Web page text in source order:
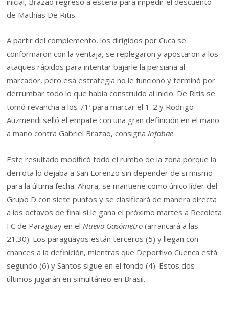
de Mathías De Ritis.
A partir del complemento, los dirigidos por Cuca se
conformaron con la ventaja, se replegaron y apostaron a los
ataques rápidos para intentar bajarle la persiana al
marcador, pero esa estrategia no le funcionó y terminó por
derrumbar todo lo que había construido al inicio. De Ritis se
tomó revancha a los 71′ para marcar el 1-2 y Rodrigo
Auzmendi selló el empate con una gran definición en el mano
a mano contra Gabriel Brazao, consignaInfobae.
Este resultado modificó todo el rumbo de la zona porque la
derrota lo dejaba a San Lorenzo sin depender de si mismo
para la última fecha. Ahora, se mantiene como único líder del
Grupo D con siete puntos y se clasificará de manera directa
a los octavos de final si le gana el próximo martes a Recoleta
FC de Paraguay en el Nuevo Gasómetro (arrancará a las
21.30). Los paraguayos están terceros (5) y llegan con
chances a la definición, mientras que Deportivo Cuenca está
segundo (6) y Santos sigue en el fondo (4). Estos dos
últimos jugarán en simultáneo en Brasil.